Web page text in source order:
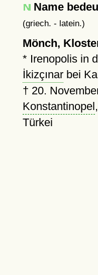
Name
(griech. - latein.)
Mönch,
* Irenopolis in
İkizçınarbei
† 20.
Konstantinopel
Türkei